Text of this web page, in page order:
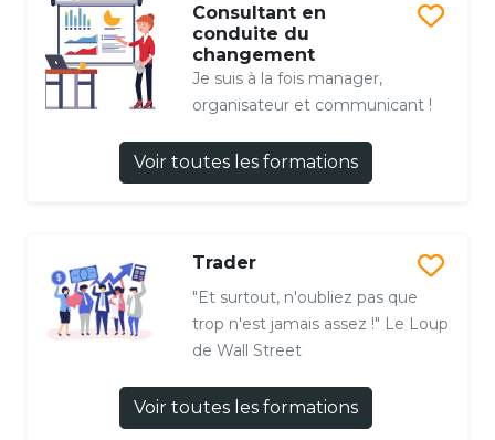
Consultant en
conduite du
changement
Je suis à la fois manager,
organisateur et communicant !
Voir toutes les formations
Trader
"Et surtout, n'oubliez pas que
trop n'est jamais assez !" Le Loup
de Wall Street
Voir toutes les formations